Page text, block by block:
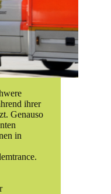
ihrer
Genauso
in